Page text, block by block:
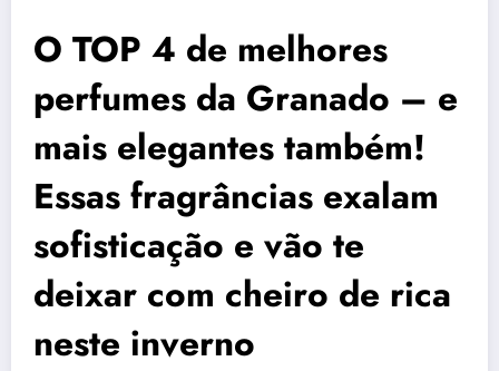
O TOP 4 de melhores
perfumes da Granado – e
mais elegantes também!
Essas fragrâncias exalam
sofisticação e vão te
deixar com cheiro de rica
neste inverno